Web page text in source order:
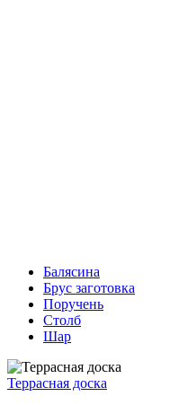
Балясина
Брус заготовка
Поручень
Столб
Шар
Террасная доска